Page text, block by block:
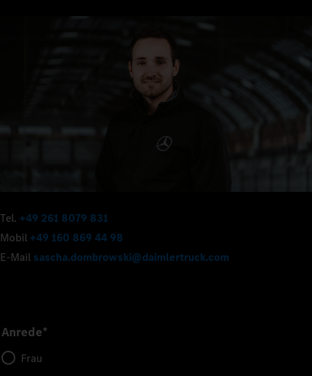
Tel. +49 261 8079 831
Mobil+49 160 869 44 98
E-Mail sascha.dombrowski@daimlertruck.com
Anrede*
Frau